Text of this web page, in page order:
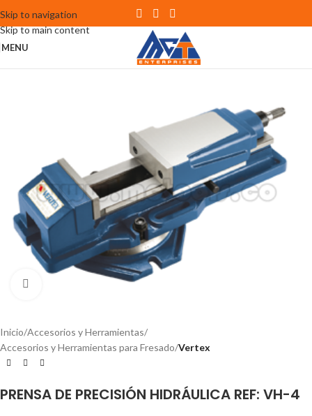
Skip to navigation
Skip to main content
MENU
Inicio Accesorios y Herramientas
Accesorios y Herramientas para Fresado Vertex
PRENSA DE PRECISIÓN HIDRÁULICA REF: VH-4